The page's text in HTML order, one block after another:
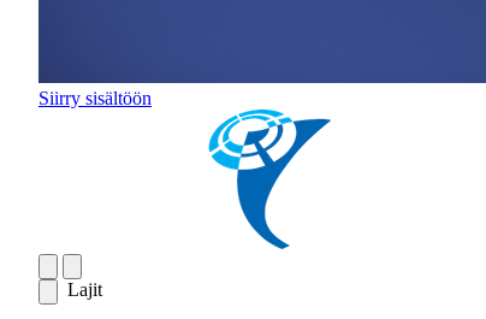
Siirry sisältöön
Lajit